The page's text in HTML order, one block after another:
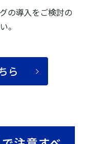
の導入をご検討の
。
ら